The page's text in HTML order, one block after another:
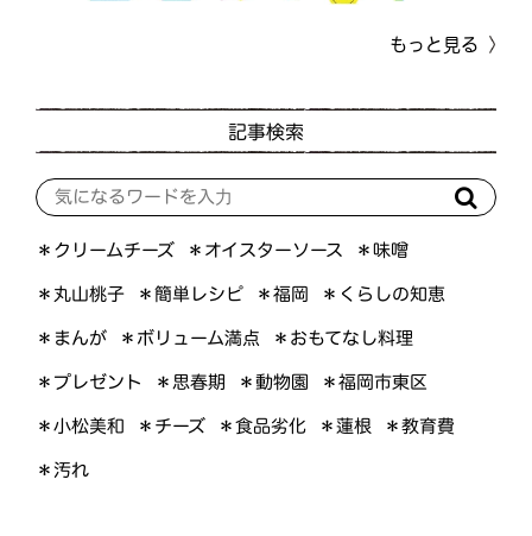
もっと見る
記事検索
＊クリームチーズ ＊オイスターソース ＊味噌
＊丸山桃子 ＊簡単レシピ ＊福岡 ＊くらしの知恵
＊まんが ＊ボリューム満点 ＊おもてなし料理
＊プレゼント ＊思春期 ＊動物園 ＊福岡市東区
＊小松美和 ＊チーズ ＊食品劣化 ＊蓮根 ＊教育費
＊汚れ